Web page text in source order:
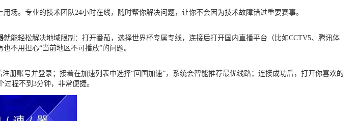
场。专业的技术团队24小时在线，随时帮你解决问题，让你不会因为技术故障错过重要赛事。
就能轻松解决地域限制：打开番茄，选择世界杯专属专线，连接后打开国内直播平台（比如CCTV5、腾讯体
不用担心“当前地区不可播放”的问题。
注册账号并登录；接着在加速列表中选择“回国加速”，系统会智能推荐最优线路；连接成功后，打开你喜欢的
程不到3分钟，非常便捷。